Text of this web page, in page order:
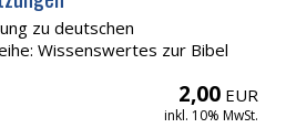
zu deutschen
Wissenswertes zur Bibel
2,00 EUR
inkl. 10% MwSt.